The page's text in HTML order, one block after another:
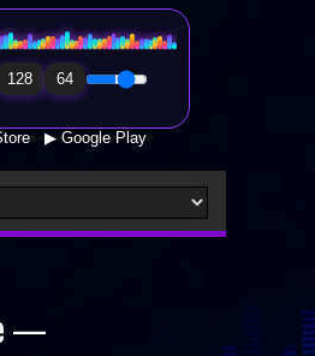
Radio Sfera Music
128 64
▶ Google Play
—